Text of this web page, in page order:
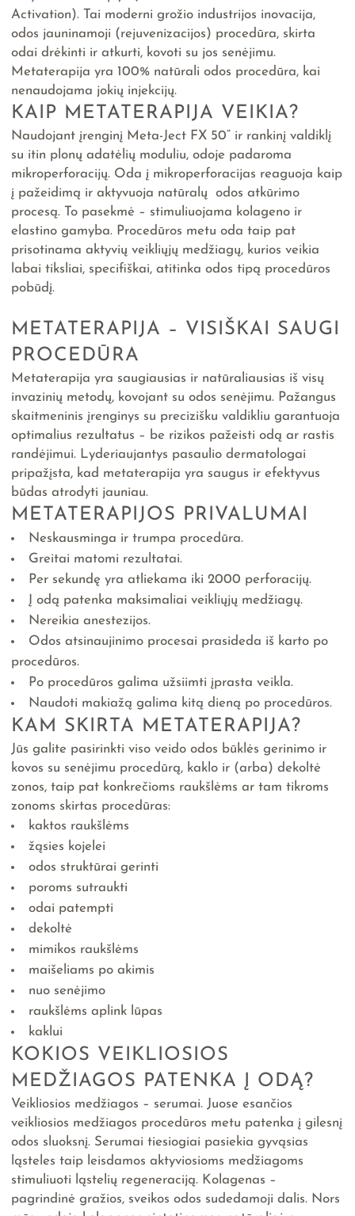
Activation). Tai moderni grožio industrijos inovacija,
odos jauninamoji (rejuvenizacijos) procedūra, skirta
odai drėkinti ir atkurti, kovoti su jos senėjimu.
Metaterapija yra 100% natūrali odos procedūra, kai
nenaudojama jokių injekcijų.
KAIP METATERAPIJA VEIKIA?
Naudojant įrenginį Meta-Ject FX 50“ ir rankinį valdiklį
su itin plonų adatėlių moduliu, odoje padaroma
mikroperforacijų. Oda į mikroperforacijas reaguoja kaip
į pažeidimą ir aktyvuoja natūralų odos atkūrimo
procesą. To pasekmė – stimuliuojama kolageno ir
elastino gamyba. Procedūros metu oda taip pat
prisotinama aktyvių veikliųjų medžiagų, kurios veikia
labai tiksliai, specifiškai, atitinka odos tipą procedūros
pobūdį.
METATERAPIJA – VISIŠKAI SAUGI
PROCEDŪRA
Metaterapija yra saugiausias ir natūraliausias iš visų
invazinių metodų, kovojant su odos senėjimu. Pažangus
skaitmeninis įrenginys su precizišku valdikliu garantuoja
optimalius rezultatus – be rizikos pažeisti odą ar rastis
randėjimui. Lyderiaujantys pasaulio dermatologai
pripažįsta, kad metaterapija yra saugus ir efektyvus
būdas atrodyti jauniau.
METATERAPIJOS PRIVALUMAI
Neskausminga ir trumpa procedūra.
Greitai matomi rezultatai.
Per sekundę yra atliekama iki 2000 perforacijų.
Į odą patenka maksimaliai veikliųjų medžiagų.
Nereikia anestezijos.
Odos atsinaujinimo procesai prasideda iš karto po
procedūros.
Po procedūros galima užsiimti įprasta veikla.
Naudoti makiažą galima kitą dieną po procedūros.
KAM SKIRTA METATERAPIJA?
Jūs galite pasirinkti viso veido odos būklės gerinimo ir
kovos su senėjimu procedūrą, kaklo ir (arba) dekoltė
zonos, taip pat konkrečioms raukšlėms ar tam tikroms
zonoms skirtas procedūras:
kaktos raukšlėms
žąsies kojelei
odos struktūrai gerinti
poroms sutraukti
odai patempti
dekoltė
mimikos raukšlėms
maišeliams po akimis
nuo senėjimo
raukšlėms aplink lūpas
kaklui
KOKIOS VEIKLIOSIOS
MEDŽIAGOS PATENKA Į ODĄ?
Veikliosios medžiagos – serumai. Juose esančios
veikliosios medžiagos procedūros metu patenka į gilesnį
odos sluoksnį. Serumai tiesiogiai pasiekia gyvąsias
ląsteles taip leisdamos aktyviosioms medžiagoms
stimuliuoti ląstelių regeneraciją. Kolagenas –
pagrindinė gražios, sveikos odos sudedamoji dalis. Nors